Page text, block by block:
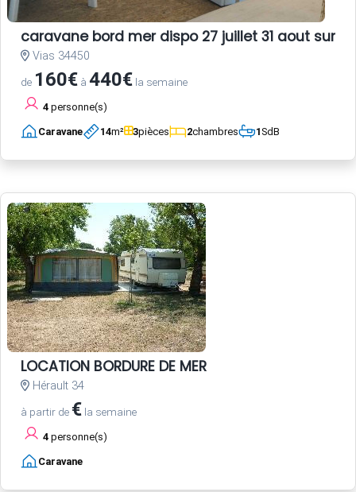
caravane bord mer dispo 27 juillet 31 aout sur
Vias 34450
de 160€ à 440€ la semaine
4 personne(s)
Caravane 14m² 3pièces 2chambres 1SdB
LOCATION BORDURE DE MER
Hérault 34
à partir de € la semaine
4 personne(s)
Caravane